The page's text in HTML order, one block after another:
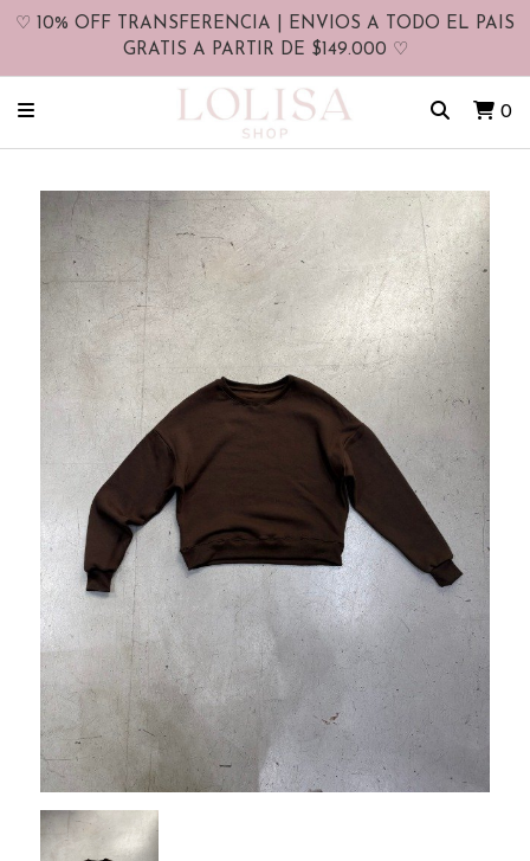
♡ 10% OFF TRANSFERENCIA | ENVIOS A TODO EL PAIS
GRATIS A PARTIR DE $149.000 ♡
0